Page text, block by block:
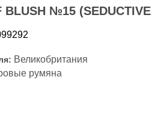
№15
Великобритания
румяна